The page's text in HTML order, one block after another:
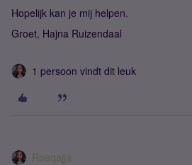
Hopelijk kan je mij helpen.
Groet, Hajna Ruizendaal
1 persoon vindt dit leuk
Roeqajja